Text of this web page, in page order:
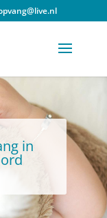
in